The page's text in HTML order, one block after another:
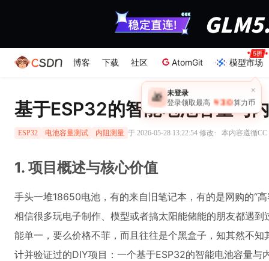
博客 下载 社区 AtomGit 模型市场
×
🎁 未登录
登录领取最高 ￥30 算力币
基于ESP32的智能电池容量与
ESP32 电池容量测试 内阻测量 于 2026-05-28 13:22:54 修改· 本内容遵循
1. 项目概述与核心价值
手头一堆18650电池，有的来自旧笔记本，有的是网购的“
相信很多玩电子制作、模型或者搞太阳能储能的朋友都遇
能单一，要么价格不菲，而且往往是个黑盒子，知其然不
计并验证过的DIY项目：一个基于ESP32的智能电池容量与